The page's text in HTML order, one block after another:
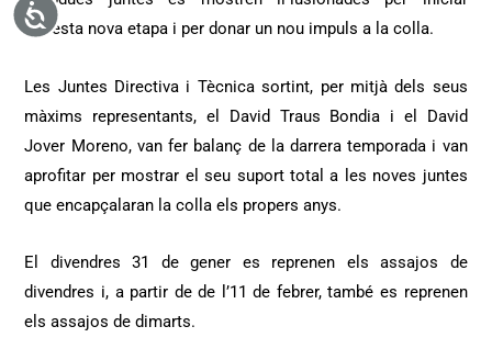
Accessibilitat
aquesta nova etapa i per donar un nou impuls a la colla.
Les Juntes Directiva i Tècnica sortint, per mitjà dels seus
màxims representants, el David Traus Bondia i el David
Jover Moreno, van fer balanç de la darrera temporada i van
aprofitar per mostrar el seu suport total a les noves juntes
que encapçalaran la colla els propers anys.
El divendres 31 de gener es reprenen els assajos de
divendres i, a partir de de l’11 de febrer, també es reprenen
els assajos de dimarts.